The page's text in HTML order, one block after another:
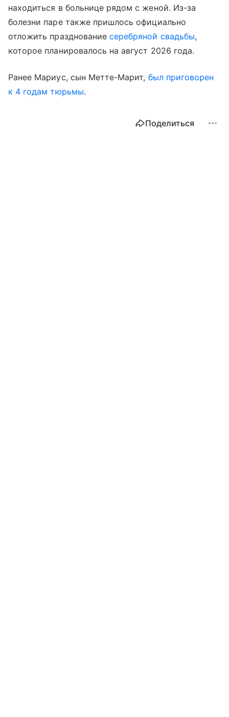
находиться в больнице рядом с женой. Из-за
болезни паре также пришлось официально
отложить празднованиесеребряной свадьбы,
которое планировалось на август 2026 года.
Ранее Мариус, сын Метте-Марит, был приговорен
к 4 годам тюрьмы.
Поделиться